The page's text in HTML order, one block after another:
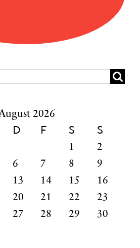
2026
D F S S
1
2
6 7 8
9
13 14 15
16
20 21 22
23
27 28 29
30